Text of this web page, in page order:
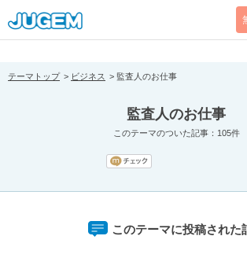
[pear_error: message="Success" code=0
prefix="" info=""]
テーマトップ ビジネス 監査人のお仕事
監査人のお仕事
このテーマのついた記事：105件
このテーマに投稿された